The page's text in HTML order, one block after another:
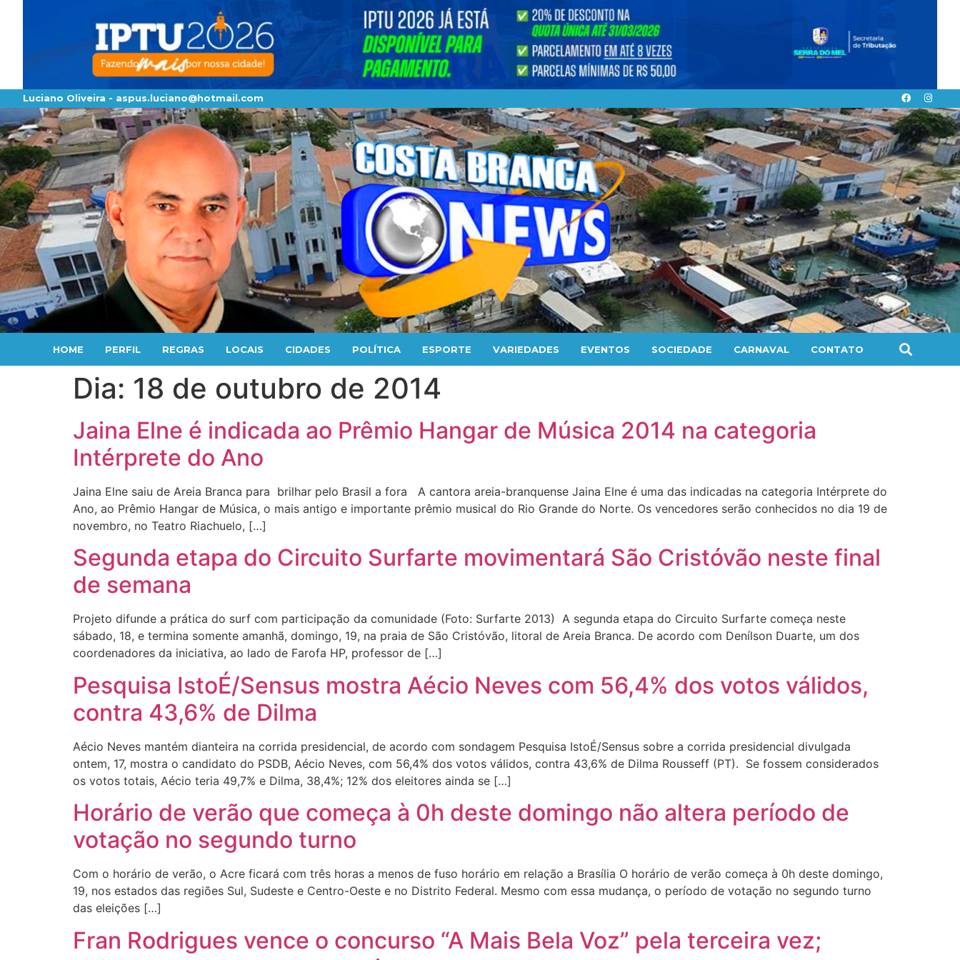
Luciano Oliveira - aspus.luciano@hotmail.com
HOME PERFIL REGRAS LOCAIS CIDADES POLÍTICA ESPORTE VARIEDADES EVENTOS SOCIEDADE CARNAVAL CONTATO
Dia: 18 de outubro de 2014
Jaina Elne é indicada ao Prêmio Hangar de Música 2014 na categoria
Intérprete do Ano
Jaina Elne saiu de Areia Branca para brilhar pelo Brasil a fora A cantora areia-branquense Jaina Elne é uma das indicadas na categoria Intérprete do
Ano, ao Prêmio Hangar de Música, o mais antigo e importante prêmio musical do Rio Grande do Norte. Os vencedores serão conhecidos no dia 19 de
novembro, no Teatro Riachuelo, […]
Segunda etapa do Circuito Surfarte movimentará São Cristóvão neste final
de semana
Projeto difunde a prática do surf com participação da comunidade (Foto: Surfarte 2013) A segunda etapa do Circuito Surfarte começa neste
sábado, 18, e termina somente amanhã, domingo, 19, na praia de São Cristóvão, litoral de Areia Branca. De acordo com Denílson Duarte, um dos
coordenadores da iniciativa, ao lado de Farofa HP, professor de […]
Pesquisa IstoÉ/Sensus mostra Aécio Neves com 56,4% dos votos válidos,
contra 43,6% de Dilma
Aécio Neves mantém dianteira na corrida presidencial, de acordo com sondagem Pesquisa IstoÉ/Sensus sobre a corrida presidencial divulgada
ontem, 17, mostra o candidato do PSDB, Aécio Neves, com 56,4% dos votos válidos, contra 43,6% de Dilma Rousseff (PT). Se fossem considerados
os votos totais, Aécio teria 49,7% e Dilma, 38,4%; 12% dos eleitores ainda se […]
Horário de verão que começa à 0h deste domingo não altera período de
votação no segundo turno
Com o horário de verão, o Acre ficará com três horas a menos de fuso horário em relação a Brasília O horário de verão começa à 0h deste domingo,
19, nos estados das regiões Sul, Sudeste e Centro-Oeste e no Distrito Federal. Mesmo com essa mudança, o período de votação no segundo turno
das eleições […]
Fran Rodrigues vence o concurso “A Mais Bela Voz” pela terceira vez;